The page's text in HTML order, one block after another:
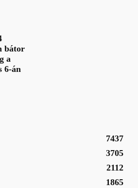
bátor
a
6-án
7437
3705
2112
1865